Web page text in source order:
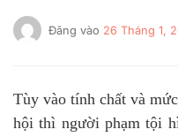
Đăng vào 26 Tháng 1,
Tùy vào tính chất và
hội thì người phạm tội